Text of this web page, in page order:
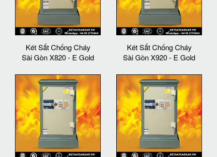
Két Sắt Chống Cháy
Sài Gòn X820 - E Gold
Két Sắt Chống Cháy
Sài Gòn X920 - E Gold